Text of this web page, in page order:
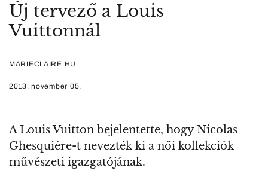
Új tervező a Louis
Vuittonnál
MARIECLAIRE.HU
2013. november 05.
A Louis Vuitton bejelentette, hogy Nicolas
Ghesquière-t nevezték ki a női kollekciók
művészeti igazgatójának.